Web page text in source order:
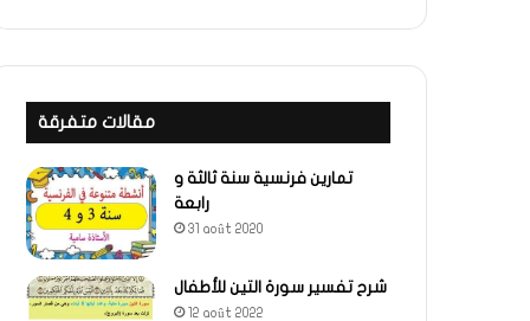
مقالات متفرقة
تمارين فرنسية سنة ثالثة و
رابعة
31 août 2020
شرح تفسير سورة التين للأطفال
12 août 2022